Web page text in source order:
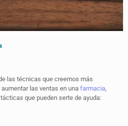
las técnicas que creemos más
las ventas en una farmacia
que pueden serte de ayuda: